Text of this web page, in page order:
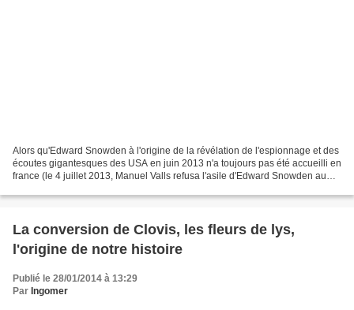
Alors qu'Edward Snowden à l'origine de la révélation de l'espionnage et des
écoutes gigantesques des USA en juin 2013 n'a toujours pas été accueilli en
france (le 4 juillet 2013, Manuel Valls refusa l'asile d'Edward Snowden au
La conversion de Clovis, les fleurs de lys,
l'origine de notre histoire
Publié le 28/01/2014 à 13:29
Par Ingomer